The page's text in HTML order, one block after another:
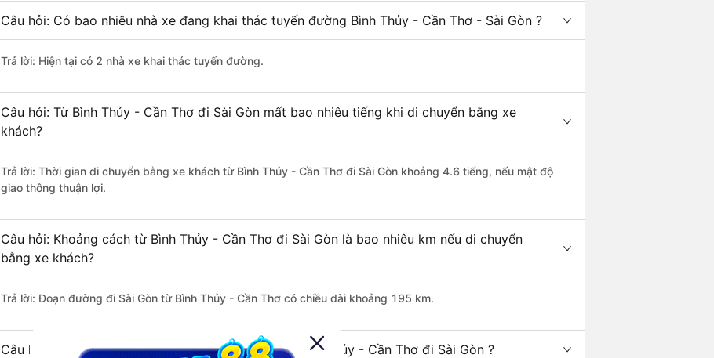
Câu hỏi: Có bao nhiêu nhà xe đang khai thác tuyến đường Bình Thủy - Cần Thơ - Sài Gòn ?
Trả lời: Hiện tại có 2 nhà xe khai thác tuyến đường.
Câu hỏi: Từ Bình Thủy - Cần Thơ đi Sài Gòn mất bao nhiêu tiếng khi di chuyển bằng xe
khách?
Trả lời: Thời gian di chuyển bằng xe khách từ Bình Thủy - Cần Thơ đi Sài Gòn khoảng 4.6 tiếng, nếu mật độ
giao thông thuận lợi.
Câu hỏi: Khoảng cách từ Bình Thủy - Cần Thơ đi Sài Gòn là bao nhiêu km nếu di chuyển
bằng xe khách?
Trả lời: Đoạn đường đi Sài Gòn từ Bình Thủy - Cần Thơ có chiều dài khoảng 195 km.
Câu hỏi: Mỗi ngày có bao nhiêu chuyến xe khách Bình Thủy - Cần Thơ đi Sài Gòn ?